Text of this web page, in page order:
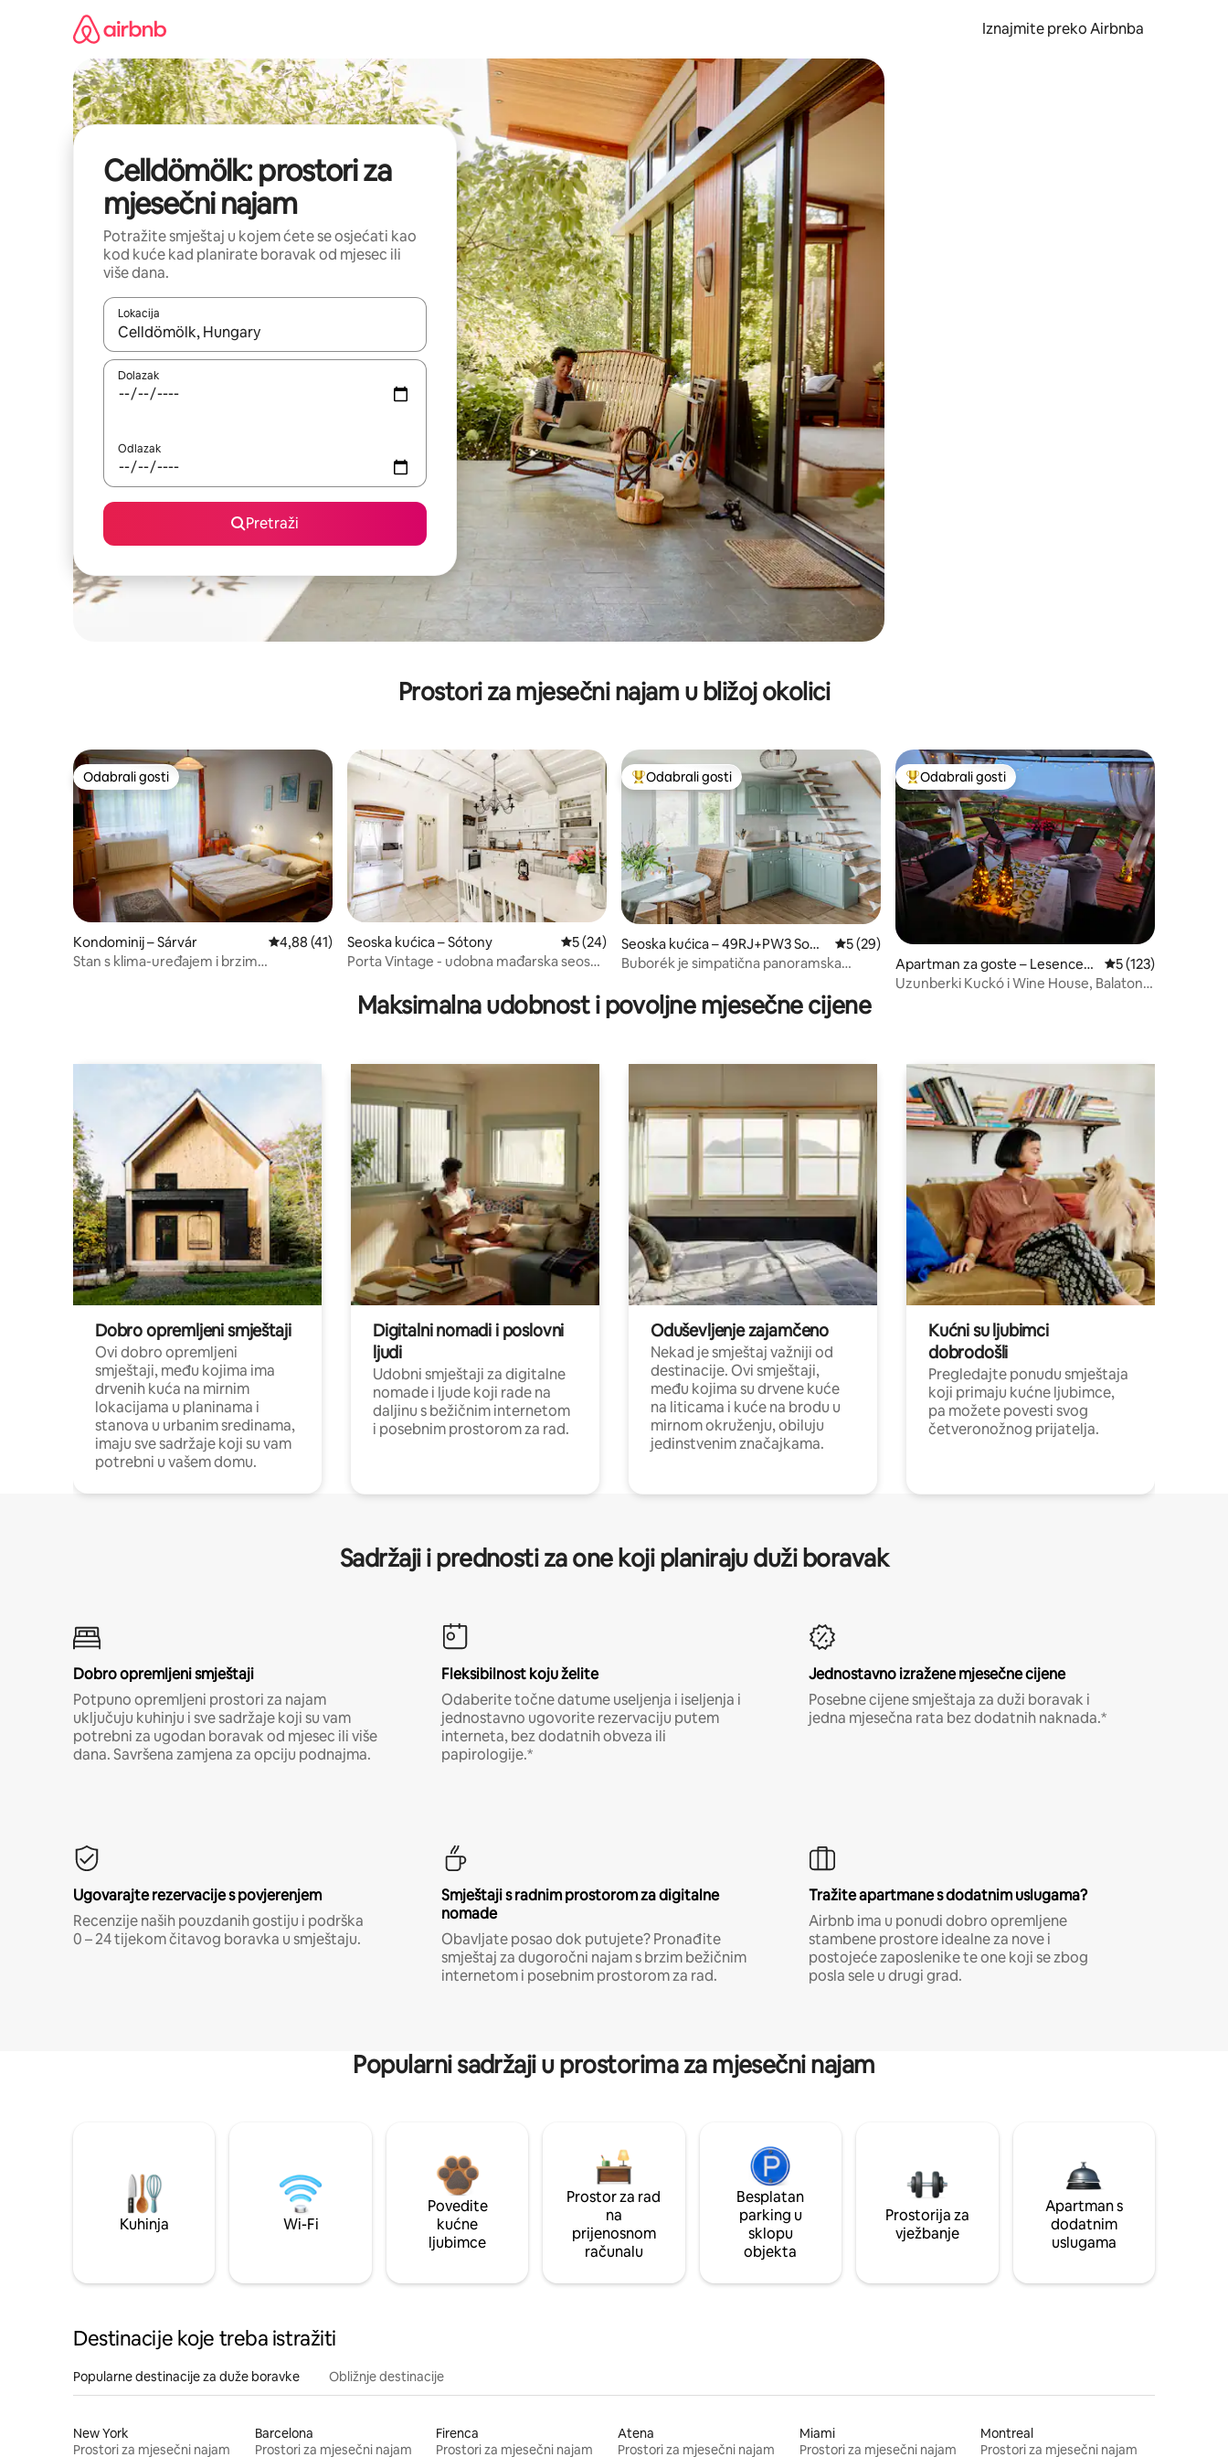
Iznajmite preko Airbnba
Celldömölk: prostori za
mjesečni najam
Potražite smještaj u kojem ćete se osjećati kao
kod kuće kad planirate boravak od mjesec ili
više dana.
Lokacija
Kada budu dostupni rezultati, moći ćete ih pregledati koristeći se strelicama prema gore i prema dolje, kao i dodirom ili prelaskom prstom po zaslonu.
Dolazak
Odlazak
Pretraži
Prostori za mjesečni najam u bližoj okolici
Odabrali gosti
Odabrali gosti
Kondominij – Sárvár Prosječna ocjena: 4,88/5, recenzija: 41
4,88 (41)
Stan s klima-uređajem i brzim
Seoska kućica – Sótony Prosječna ocjena: 5/5, recenzija: 24
5 (24)
Porta Vintage - udobna mađarska seoska
Među najviše rangiranima s oznakom „Odabrali gosti”
Odabrali gosti
Seoska kućica – 49RJ+PW3 Soml
óvásárhely
Prosječna ocjena: 5/5, recenzija: 29
5 (29)
Buborék je simpatična panoramska
Među najviše rangiranima s oznakom „Odabrali gosti”
Odabrali gosti
Apartman za goste – Lesencefa
lu
Prosječna ocjena:
5 (123)
Uzunberki Kuckó i Wine House, Balaton
Maksimalna udobnost i povoljne mjesečne cijene
Dobro opremljeni smještaji
Ovi dobro opremljeni
smještaji, među kojima ima
drvenih kuća na mirnim
lokacijama u planinama i
stanova u urbanim sredinama,
imaju sve sadržaje koji su vam
potrebni u vašem domu.
Digitalni nomadi i poslovni
ljudi
Udobni smještaji za digitalne
nomade i ljude koji rade na
daljinu s bežičnim internetom
i posebnim prostorom za rad.
Oduševljenje zajamčeno
Nekad je smještaj važniji od
destinacije. Ovi smještaji,
među kojima su drvene kuće
na liticama i kuće na brodu u
mirnom okruženju, obiluju
jedinstvenim značajkama.
Kućni su ljubimci
dobrodošli
Pregledajte ponudu smještaja
koji primaju kućne ljubimce,
pa možete povesti svog
četveronožnog prijatelja.
Sadržaji i prednosti za one koji planiraju duži boravak
Dobro opremljeni smještaji
Potpuno opremljeni prostori za najam
uključuju kuhinju i sve sadržaje koji su vam
potrebni za ugodan boravak od mjesec ili više
dana. Savršena zamjena za opciju podnajma.
Fleksibilnost koju želite
Odaberite točne datume useljenja i iseljenja i
jednostavno ugovorite rezervaciju putem
interneta, bez dodatnih obveza ili
papirologije.*
Jednostavno izražene mjesečne cijene
Posebne cijene smještaja za duži boravak i
jedna mjesečna rata bez dodatnih naknada.*
Ugovarajte rezervacije s povjerenjem
Recenzije naših pouzdanih gostiju i podrška
0 – 24 tijekom čitavog boravka u smještaju.
Smještaji s radnim prostorom za digitalne
nomade
Obavljate posao dok putujete? Pronađite
smještaj za dugoročni najam s brzim bežičnim
internetom i posebnim prostorom za rad.
Tražite apartmane s dodatnim uslugama?
Airbnb ima u ponudi dobro opremljene
stambene prostore idealne za nove i
postojeće zaposlenike te one koji se zbog
posla sele u drugi grad.
Popularni sadržaji u prostorima za mjesečni najam
Kuhinja Wi-Fi
Povedite
kućne
ljubimce
Prostor za rad
na
prijenosnom
računalu
Besplatan
parking u
sklopu
objekta
Prostorija za
vježbanje
Apartman s
dodatnim
uslugama
Destinacije koje treba istražiti
Popularne destinacije za duže boravke Obližnje destinacije
New York
Prostori za mjesečni najam
Barcelona
Prostori za mjesečni najam
Firenca
Prostori za mjesečni najam
Atena
Prostori za mjesečni najam
Miami
Prostori za mjesečni najam
Montreal
Prostori za mjesečni najam